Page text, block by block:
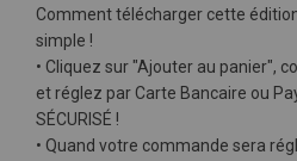
Comment télécharger cette
simple !
• Cliquez sur "Ajouter au panier",
et réglez par Carte Bancaire ou
SÉCURISÉ !
• Quand votre commande sera